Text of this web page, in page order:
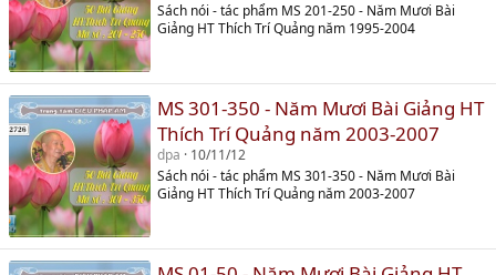
Sách nói - tác phẩm MS 201-250 - Năm Mươi Bài
Giảng HT Thích Trí Quảng năm 1995-2004
MS 301-350 - Năm Mươi Bài Giảng HT
Thích Trí Quảng năm 2003-2007
dpa
10/11/12
Sách nói - tác phẩm MS 301-350 - Năm Mươi Bài
Giảng HT Thích Trí Quảng năm 2003-2007